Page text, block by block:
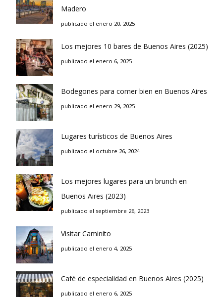
Madero
publicado el enero 20, 2025
Los mejores 10 bares de Buenos Aires (2025)
publicado el enero 6, 2025
Bodegones para comer bien en Buenos Aires
publicado el enero 29, 2025
Lugares turísticos de Buenos Aires
publicado el octubre 26, 2024
Los mejores lugares para un brunch en
Buenos Aires (2023)
publicado el septiembre 26, 2023
Visitar Caminito
publicado el enero 4, 2025
Café de especialidad en Buenos Aires (2025)
publicado el enero 6, 2025